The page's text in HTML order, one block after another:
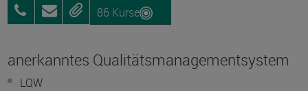
069
6693
AnfragenMerken86 Kurse
anerkanntes Qualitätsmanagementsystem
LQW